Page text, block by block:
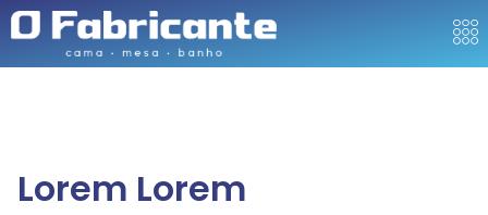
Lorem Lorem